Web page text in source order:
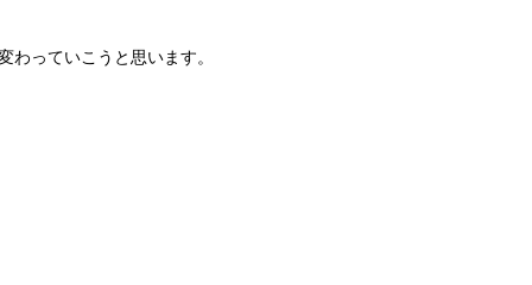
っていこうと思います。